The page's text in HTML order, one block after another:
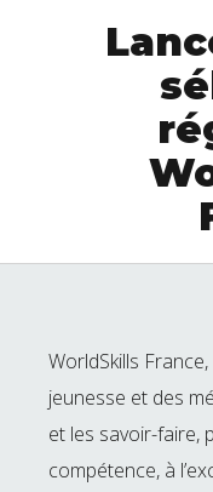
WorldSkills
jeunesse et des
et les savoir-faire,
compétence, à